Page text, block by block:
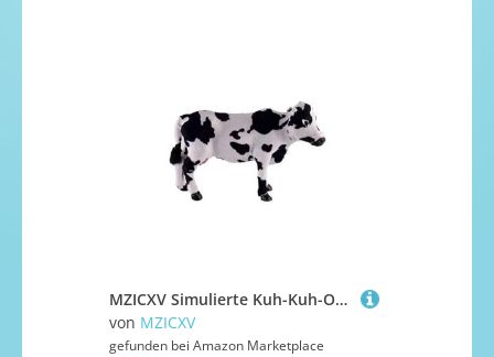
MZICXV Simulierte Kuh-Kuh-Ornamente, Moderne kreative Wohnornamente, einfache Ornamente, Tierkuh-Modell, Kindergeschenke(S)
von MZICXV
gefunden bei Amazon Marketplace